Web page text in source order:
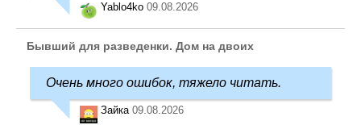
Yablo4ko 09.08.2026
Бывший для разведенки. Дом на двоих
Очень много ошибок, тяжело читать.
Зайка 09.08.2026